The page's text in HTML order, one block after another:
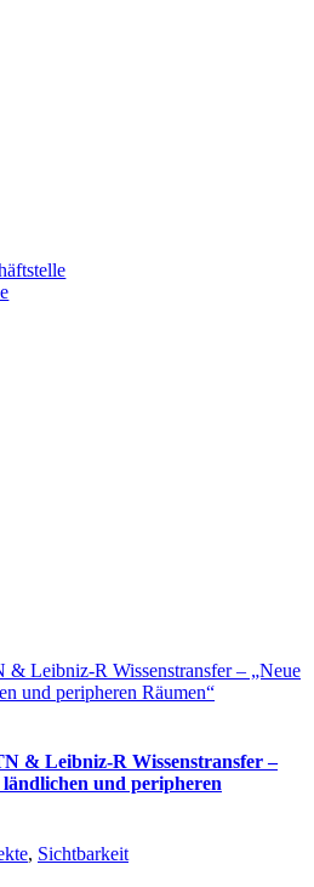
Leibniz-R Wissenstransfer – „Neue
und peripheren Räumen“
& Leibniz-R Wissenstransfer –
und peripheren
, Sichtbarkeit